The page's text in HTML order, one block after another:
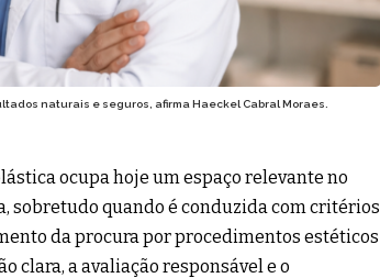
naturais e seguros, afirma Haeckel Cabral Moraes.
ocupa hoje um espaço relevante no
sobretudo quando é conduzida com critérios
da procura por procedimentos estéticos
clara, a avaliação responsável e o